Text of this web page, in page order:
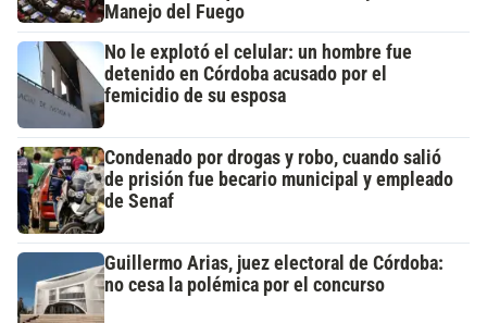
Manejo del Fuego
No le explotó el celular: un hombre fue
detenido en Córdoba acusado por el
femicidio de su esposa
Condenado por drogas y robo, cuando salió
de prisión fue becario municipal y empleado
de Senaf
Guillermo Arias, juez electoral de Córdoba:
no cesa la polémica por el concurso